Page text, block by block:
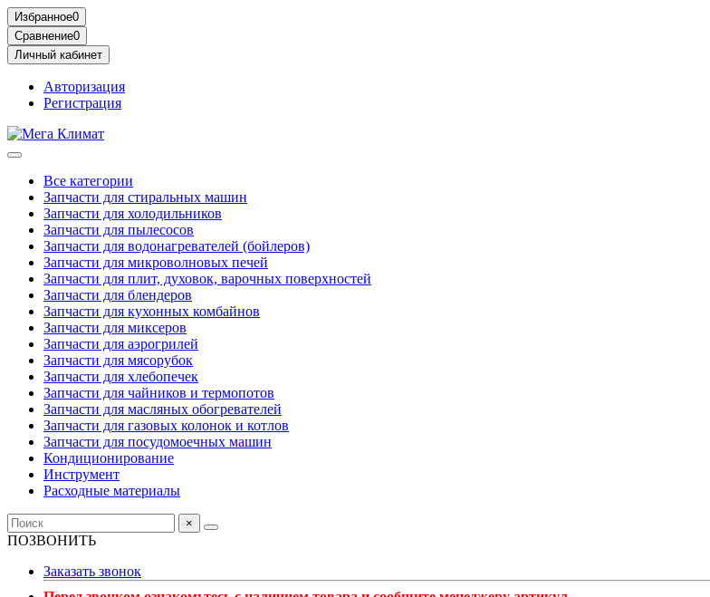
Избранное0
Сравнение0
Личный кабинет
Авторизация
Регистрация
Все категории
Запчасти для стиральных машин
Запчасти для холодильников
Запчасти для пылесосов
Запчасти для водонагревателей (бойлеров)
Запчасти для микроволновых печей
Запчасти для плит, духовок, варочных поверхностей
Запчасти для блендеров
Запчасти для кухонных комбайнов
Запчасти для миксеров
Запчасти для аэрогрилей
Запчасти для мясорубок
Запчасти для хлебопечек
Запчасти для чайников и термопотов
Запчасти для масляных обогревателей
Запчасти для газовых колонок и котлов
Запчасти для посудомоечных машин
Кондиционирование
Инструмент
Расходные материалы
×
ПОЗВОНИТЬ
Заказать звонок